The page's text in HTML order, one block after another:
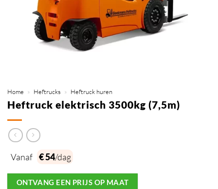
Home » Heftrucks » Heftruck huren
Heftruck elektrisch 3500kg (7,5m)
Vanaf € 54/dag
ONTVANG EEN PRIJS OP MAAT